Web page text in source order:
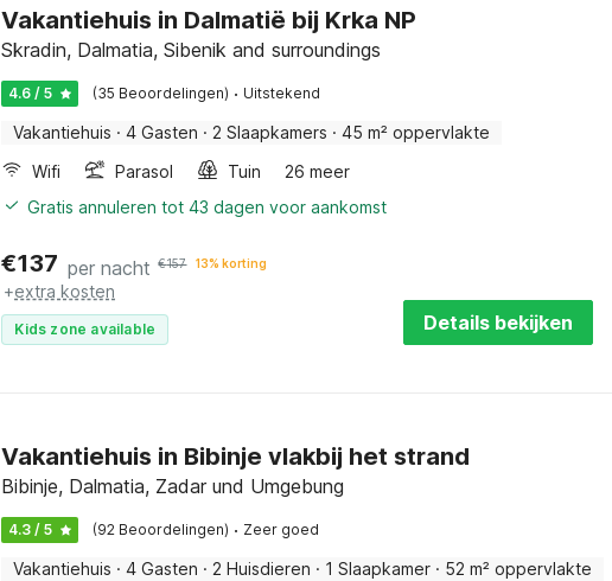
Vakantiehuis in Dalmatië bij Krka NP
Skradin, Dalmatia, Sibenik and surroundings
4.6 / 5 (35 Beoordelingen) · Uitstekend
Vakantiehuis · 4 Gasten · 2 Slaapkamers · 45 m² oppervlakte
Wifi
Parasol Tuin
26 meer
Gratis annuleren tot 43 dagen voor aankomst
€137 per nacht €157 13% korting
+extra kosten
Kids zone available Details bekijken
Vakantiehuis in Bibinje vlakbij het strand
Bibinje, Dalmatia, Zadar und Umgebung
4.3 / 5 (92 Beoordelingen) · Zeer goed
Vakantiehuis · 4 Gasten · 2 Huisdieren · 1 Slaapkamer · 52 m² oppervlakte